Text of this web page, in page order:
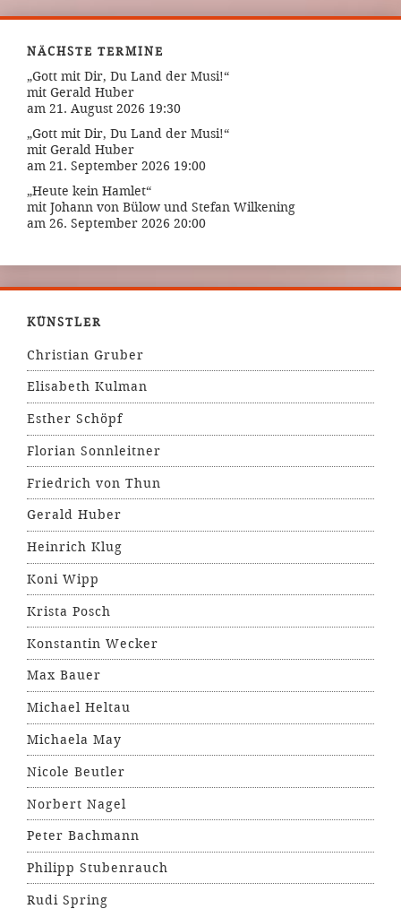
NÄCHSTE TERMINE
„Gott mit Dir, Du Land der Musi!“
mit Gerald Huber
am 21. August 2026 19:30
„Gott mit Dir, Du Land der Musi!“
mit Gerald Huber
am 21. September 2026 19:00
„Heute kein Hamlet“
mit Johann von Bülow und Stefan Wilkening
am 26. September 2026 20:00
KÜNSTLER
Christian Gruber
Elisabeth Kulman
Esther Schöpf
Florian Sonnleitner
Friedrich von Thun
Gerald Huber
Heinrich Klug
Koni Wipp
Krista Posch
Konstantin Wecker
Max Bauer
Michael Heltau
Michaela May
Nicole Beutler
Norbert Nagel
Peter Bachmann
Philipp Stubenrauch
Rudi Spring